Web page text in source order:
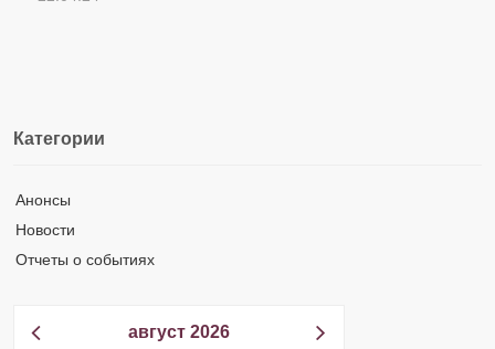
Категории
Анонсы
Новости
Отчеты о событиях
август 2026